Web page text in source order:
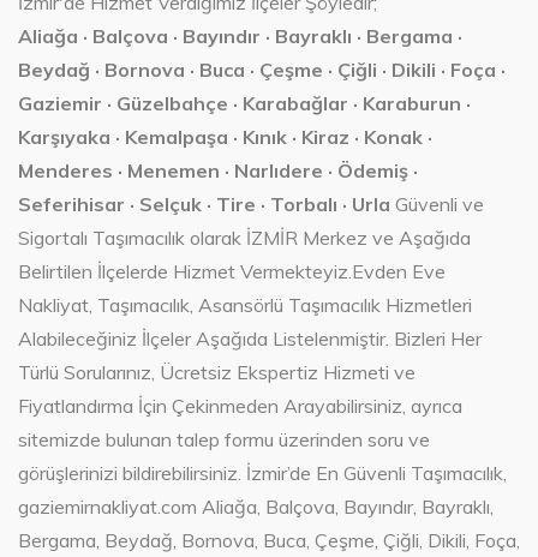
Aliağa · Balçova · Bayındır · Bayraklı · Bergama ·
Beydağ · Bornova · Buca · Çeşme · Çiğli · Dikili · Foça ·
Gaziemir · Güzelbahçe · Karabağlar · Karaburun ·
Karşıyaka · Kemalpaşa · Kınık · Kiraz · Konak ·
Menderes · Menemen · Narlıdere · Ödemiş ·
Seferihisar · Selçuk · Tire · Torbalı · Urla Güvenli ve
Sigortalı Taşımacılık olarak İZMİR Merkez ve Aşağıda
Belirtilen İlçelerde Hizmet Vermekteyiz.Evden Eve
Nakliyat, Taşımacılık, Asansörlü Taşımacılık Hizmetleri
Alabileceğiniz İlçeler Aşağıda Listelenmiştir. Bizleri Her
Türlü Sorularınız, Ücretsiz Ekspertiz Hizmeti ve
Fiyatlandırma İçin Çekinmeden Arayabilirsiniz, ayrıca
sitemizde bulunan talep formu üzerinden soru ve
görüşlerinizi bildirebilirsiniz. İzmir’de En Güvenli Taşımacılık,
gaziemirnakliyat.com Aliağa, Balçova, Bayındır, Bayraklı,
Bergama, Beydağ, Bornova, Buca, Çeşme, Çiğli, Dikili, Foça,